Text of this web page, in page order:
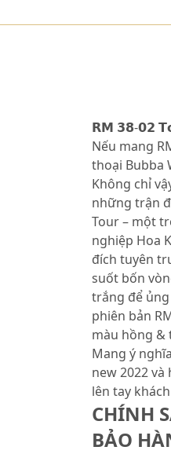
𝗥𝗠 𝟯𝟴-𝟬𝟮
Nếu mang
thoại Bubba
Không chỉ
những trận
Tour – một
nghiệp Hoa
đích tuyên
suốt bốn
trắng để
phiên bản
màu hồng &
Mang ý
new 2022 và
lên tay
CHÍNH
BẢO